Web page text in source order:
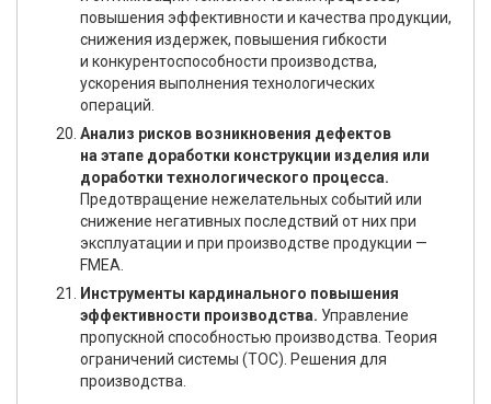
повышения эффективности и качества продукции,
снижения издержек, повышения гибкости
и конкурентоспособности производства,
ускорения выполнения технологических
операций.
Анализ рисков возникновения дефектов
на этапе доработки конструкции изделия или
доработки технологического процесса.
Предотвращение нежелательных событий или
снижение негативных последствий от них при
эксплуатации и при производстве продукции —
FMEA.
Инструменты кардинального повышения
эффективности производства. Управление
пропускной способностью производства. Теория
ограничений системы (ТОС). Решения для
производства.